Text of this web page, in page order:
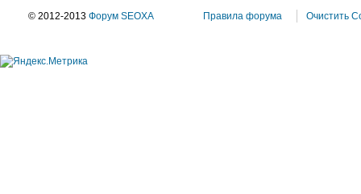
© 2012-2013 Форум SEOXA Правила форума Очистить